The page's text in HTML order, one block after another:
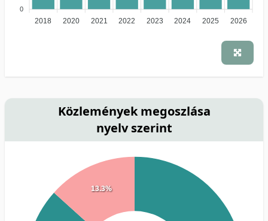
0
2018 2020 2021 2022 2023 2024 2025 2026
Közlemények megoszlása
nyelv szerint
13.3%